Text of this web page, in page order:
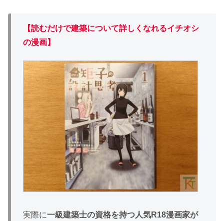
【読むだけで建築について詳しくなれるイチオシ
の漫画】
実際に一級建築士の資格を持つ人気R18漫画家が